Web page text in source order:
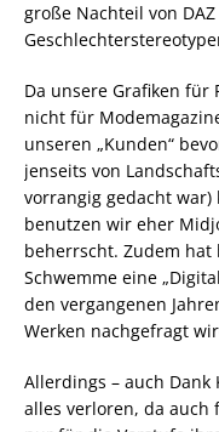
große Nachteil von
Da unsere Grafiken
nicht für
unseren „Kunden“
jenseits von
vorrangig gedacht war)
benutzen wir eher
beherrscht. Zudem
Schwemme eine
den vergangenen
Werken nachgefragt
Allerdings – auch Dank
alles verloren, da auch